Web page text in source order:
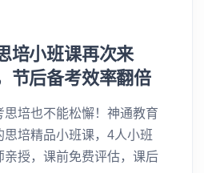
培小班课再次来
节后备考效率翻倍
思培也不能松懈！神通教育
培精品小班课，4人小班
亲授，课前免费评估，课后